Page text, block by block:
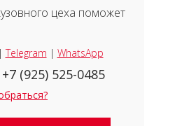
цеха поможет
Telegram | WhatsApp
+7 (925) 525-0485